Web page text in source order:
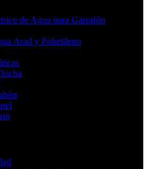
de Agua para Garrafón
Arad y Polietileno